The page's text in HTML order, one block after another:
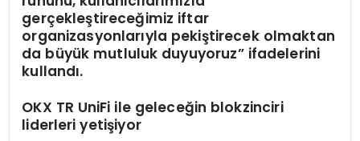
gerçekleştireceğimiz iftar
organizasyonlarıyla pekiştirecek olmaktan
da büyük mutluluk duyuyoruz” ifadelerini
kullandı.
OKX TR UniFi ile geleceğin blokzinciri
liderleri yetişiyor